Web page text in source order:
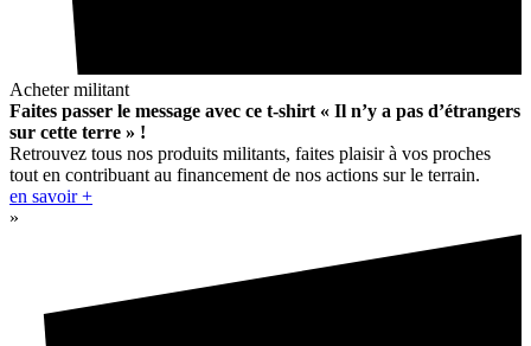
Acheter militant
Faites passer le message avec ce t-shirt « Il n’y a pas d’étrangers
sur cette terre » !
Retrouvez tous nos produits militants, faites plaisir à vos proches
tout en contribuant au financement de nos actions sur le terrain.
en savoir +
»